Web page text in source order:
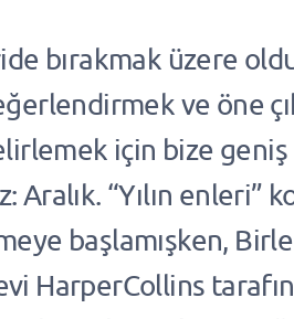
bırakmak üzere
ve öne
için bize
Aralık. “Yılın enleri”
başlamışken,
HarperCollins